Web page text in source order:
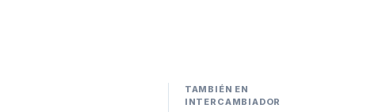
TAMBIÉN EN
INTERCAMBIADOR